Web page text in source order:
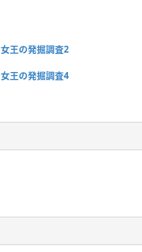
女王の発掘調査2
女王の発掘調査4